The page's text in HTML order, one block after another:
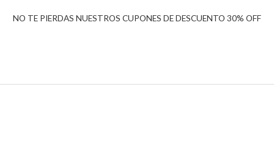
NO TE PIERDAS NUESTROS CUPONES DE DESCUENTO 30% OFF